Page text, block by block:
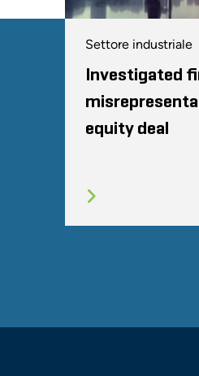
Settore industriale
Investigated
equity deal